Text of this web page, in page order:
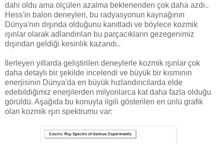
dahi oldu ama ölçülen azalma beklenenden çok daha azdı..
Hess'in balon deneyleri, bu radyasyonun kaynağının
Dünya'nın dışında olduğunu kanıtladı ve böylece kozmik
ışınlar olarak adlandırılan bu parçacıkların gezegenimiz
dışından geldiği kesinlik kazandı..
İlerleyen yıllarda geliştirilen deneylerle kozmik ışınlar çok
daha detaylı bir şekilde incelendi ve büyük bir kısmının
enerjisinin Dünya'da en büyük hızlandırıcılarda elde
edebildiğimiz enerjilerden milyonlarca kat daha fazla olduğu
görüldü. Aşağıda bu konuyla ilgili gösterilen en ünlü grafik
olan kozmik ışın spektrumu var: